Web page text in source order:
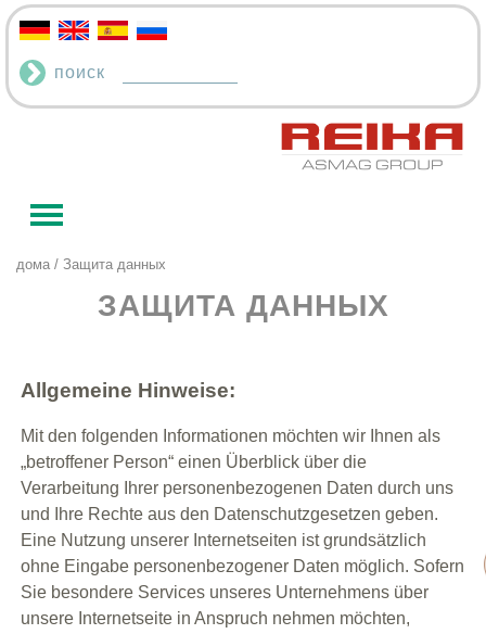
поиск
дома / Защита данных
ЗАЩИТА ДАННЫХ
Allgemeine Hinweise:
Mit den folgenden Informationen möchten wir Ihnen als
„betroffener Person“ einen Überblick über die
Verarbeitung Ihrer personenbezogenen Daten durch uns
und Ihre Rechte aus den Datenschutzgesetzen geben.
Eine Nutzung unserer Internetseiten ist grundsätzlich
ohne Eingabe personenbezogener Daten möglich. Sofern
Sie besondere Services unseres Unternehmens über
unsere Internetseite in Anspruch nehmen möchten,